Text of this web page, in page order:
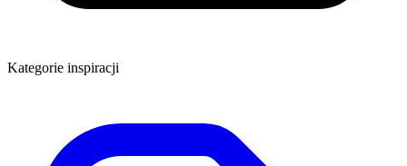
Kategorie inspiracji